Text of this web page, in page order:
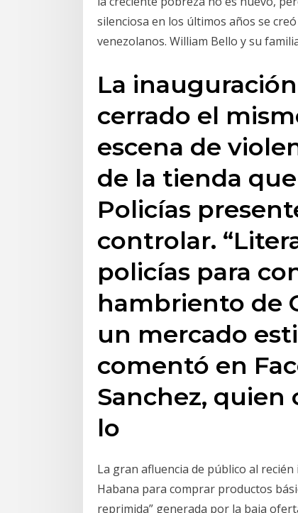
silenciosa en los últimos años se
venezolanos. William Bello y su
La
cerrado el
escena de
de la tienda
Policías
controlar.
policías para
hambriento de
un mercado
comentó en
Sanchez,
lo
La gran afluencia de público al
Habana para comprar productos
reprimida” generada por la baja